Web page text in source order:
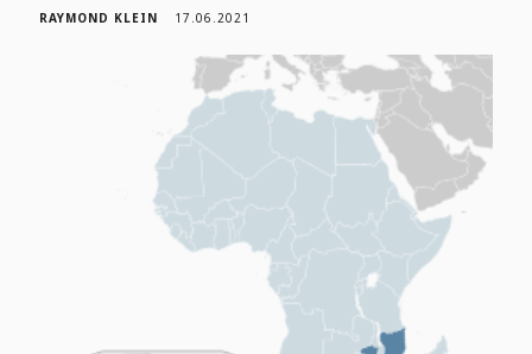
RAYMOND KLEIN 17.06.2021